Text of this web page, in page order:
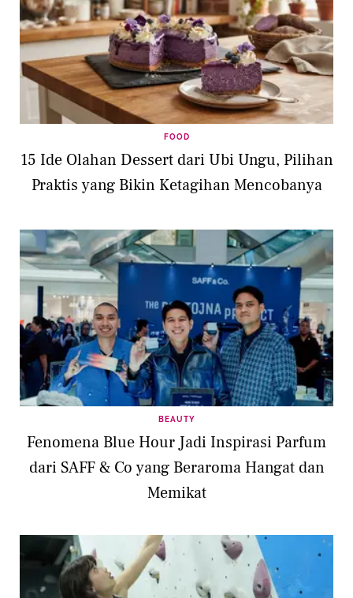
FOOD
15 Ide Olahan Dessert dari Ubi Ungu, Pilihan
Praktis yang Bikin Ketagihan Mencobanya
BEAUTY
Fenomena Blue Hour Jadi Inspirasi Parfum
dari SAFF & Co yang Beraroma Hangat dan
Memikat